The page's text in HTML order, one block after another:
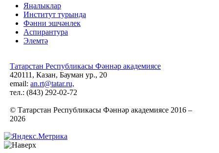
Яңалыклар
Институт турында
Фәнни эшчәнлек
Аспирантура
Элемтә
Татарстан Республикасы Фәннәр академиясе
420111, Казан, Бауман ур., 20
email: an.rt@tatar.ru,
тел.: (843) 292-02-72
© Татарстан Республикасы Фәннәр академиясе 2016 –
2026